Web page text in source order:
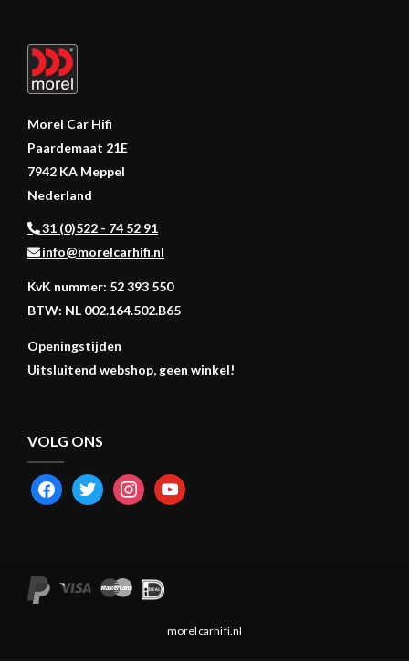
Morel Car Hifi
Paardemaat 21E
7942 KA Meppel
Nederland
31 (0)522 - 74 52 91
info@morelcarhifi.nl
KvK nummer: 52 393 550
BTW: NL 002.164.502.B65
Openingstijden
Uitsluitend webshop, geen winkel!
VOLG ONS
FACEBOOKTWITTERINSTAGRAM
YOUTUBE
morelcarhifi.nl